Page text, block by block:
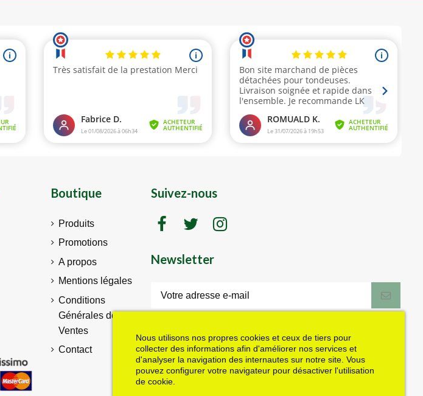
Nous utilisons nos propres cookies et ceux de tiers pour
collecter des informations afin d'améliorer nos services et
d'analyser la navigation des internautes sur notre site. Vous
pouvez configurer votre navigateur pour désactiver l'utilisation
de cookie.
Boutique
Produits
Promotions
A propos
Mentions légales
Conditions
Générales de
Ventes
Contact
Suivez-nous
Newsletter
dans le mail de confirmation envoyé à
l'adresse email fournie). Vous pouvez
vous désinscrire à tout moment. Plus
d'informations dans nos mentions légales
J'accepte les conditions générales et la politique de confidentialité